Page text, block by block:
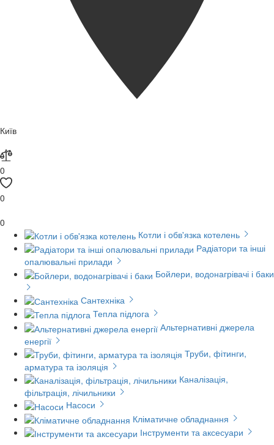
Київ
0
0
0
Котли і обв'язка котелень
Радіатори та інші
опалювальні прилади
Бойлери, водонагрівачі і баки
Сантехніка
Тепла підлога
Альтернативні джерела
енергії
Труби, фітинги,
арматура та ізоляція
Каналізація,
фільтрація, лічильники
Насоси
Кліматичне обладнання
Інструменти та аксесуари